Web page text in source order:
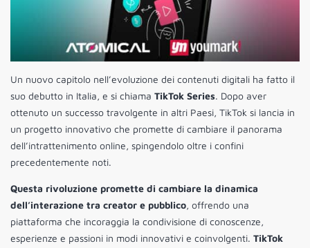
Un nuovo capitolo nell’evoluzione dei contenuti digitali ha fatto il
suo debutto in Italia, e si chiama TikTok Series. Dopo aver
ottenuto un successo travolgente in altri Paesi, TikTok si lancia in
un progetto innovativo che promette di cambiare il panorama
dell’intrattenimento online, spingendolo oltre i confini
precedentemente noti.
Questa rivoluzione promette di cambiare la dinamica
dell’interazione tra creator e pubblico, offrendo una
piattaforma che incoraggia la condivisione di conoscenze,
esperienze e passioni in modi innovativi e coinvolgenti. TikTok